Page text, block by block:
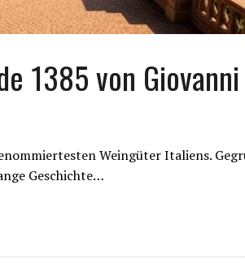
1385 von
Weingüter Italiens.
Geschichte…